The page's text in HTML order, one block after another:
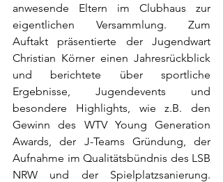
anwesende Eltern im Clubhaus zur
eigentlichen Versammlung. Zum
Auftakt präsentierte der Jugendwart
Christian Körner einen Jahresrückblick
und berichtete über sportliche
Ergebnisse, Jugendevents und
besondere Highlights, wie z.B. den
Gewinn des WTV Young Generation
Awards, der J-Teams Gründung, der
Aufnahme im Qualitätsbündnis des LSB
NRW und der Spielplatzsanierung.